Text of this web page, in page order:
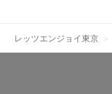
レッツエンジョイ東京